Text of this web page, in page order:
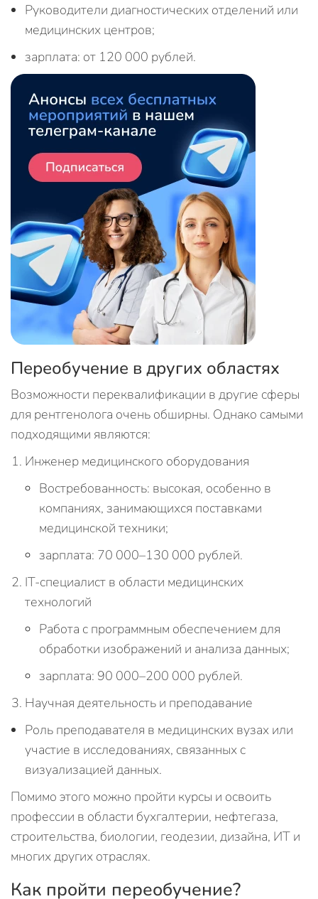
Руководители диагностических отделений или
медицинских центров;
зарплата: от 120 000 рублей.
Переобучение в других областях
Возможности переквалификации в другие сферы
для рентгенолога очень обширны. Однако самыми
подходящими являются:
Инженер медицинского оборудования
Востребованность: высокая, особенно в
компаниях, занимающихся поставками
медицинской техники;
зарплата: 70 000–130 000 рублей.
IT-специалист в области медицинских
технологий
Работа с программным обеспечением для
обработки изображений и анализа данных;
зарплата: 90 000–200 000 рублей.
Научная деятельность и преподавание
Роль преподавателя в медицинских вузах или
участие в исследованиях, связанных с
визуализацией данных.
Помимо этого можно пройти курсы и освоить
профессии в области бухгалтерии, нефтегаза,
строительства, биологии, геодезии, дизайна, ИТ и
многих других отраслях.
Как пройти переобучение?